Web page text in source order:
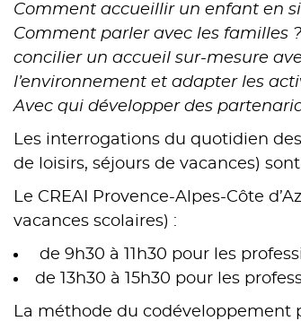
Comment accueillir un enfant en
Comment parler avec les familles
concilier un accueil sur-mesure
l’environnement et adapter les
Avec qui développer des
Les interrogations du quotidien
de loisirs, séjours de vacances)
Le CREAI Provence-Alpes-Côte
vacances scolaires) :
de 9h30 à 11h30 pour les
de 13h30 à 15h30 pour les
La méthode du codéveloppement